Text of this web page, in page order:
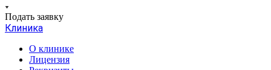
Подать заявку
Клиника
О клинике
Лицензия